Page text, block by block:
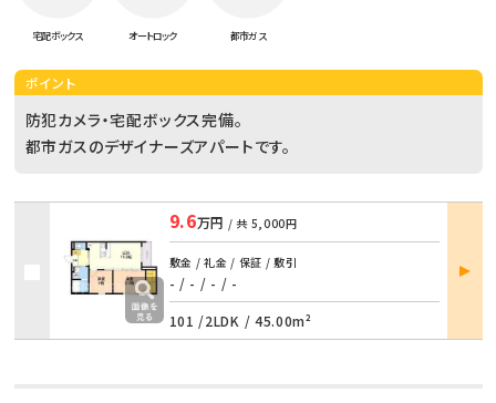
宅配ボックス オートロック 都市ガス
ポイント
防犯カメラ・宅配ボックス完備。
都市ガスのデザイナーズアパートです。
9.6万円 / 共 5,000円
敷金 / 礼金 / 保証 / 敷引
- / - / - / -
101 /2LDK / 45.00m²
部屋
詳細